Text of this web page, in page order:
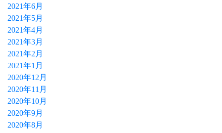
2021年6月
2021年5月
2021年4月
2021年3月
2021年2月
2021年1月
2020年12月
2020年11月
2020年10月
2020年9月
2020年8月